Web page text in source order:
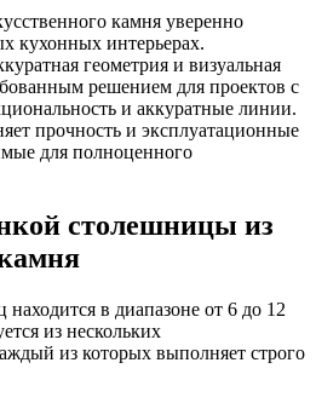
камня уверенно
кухонных интерьерах.
геометрия и визуальная
решением для проектов с
и аккуратные линии.
прочность и эксплуатационные
для полноценного
столешницы из
в диапазоне от 6 до 12
из нескольких
из которых выполняет строго